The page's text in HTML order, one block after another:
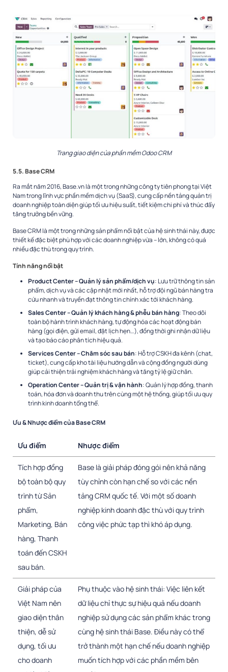
Trang giao diện của phần mềm Odoo CRM
5.5. Base CRM
Ra mắt năm 2016, Base.vn là một trong những công ty tiên phong tại Việt
Nam trong lĩnh vực phần mềm dịch vụ (SaaS), cung cấp nền tảng quản trị
doanh nghiệp toàn diện giúp tối ưu hiệu suất, tiết kiệm chi phí và thúc đẩy
tăng trưởng bền vững.
Base CRM là một trong những sản phẩm nổi bật của hệ sinh thái này, được
thiết kế đặc biệt phù hợp với các doanh nghiệp vừa – lớn, không có quá
nhiều đặc thù trong quy trình.
Tính năng nổi bật
Product Center – Quản lý sản phẩm/dịch vụ: Lưu trữ thông tin sản
phẩm, dịch vụ và các cập nhật mới nhất, hỗ trợ đội ngũ bán hàng tra
cứu nhanh và truyền đạt thông tin chính xác tới khách hàng.
Sales Center – Quản lý khách hàng & phễu bán hàng: Theo dõi
toàn bộ hành trình khách hàng, tự động hóa các hoạt động bán
hàng (gọi điện, gửi email, đặt lịch hẹn…), đồng thời ghi nhận dữ liệu
và tạo báo cáo phân tích hiệu quả.
Services Center – Chăm sóc sau bán: Hỗ trợ CSKH đa kênh (chat,
ticket), cung cấp kho tài liệu hướng dẫn và cộng đồng người dùng
giúp cải thiện trải nghiệm khách hàng và tăng tỷ lệ giữ chân.
Operation Center – Quản trị & vận hành: Quản lý hợp đồng, thanh
toán, hóa đơn và doanh thu trên cùng một hệ thống, giúp tối ưu quy
trình kinh doanh tổng thể.
Ưu & Nhược điểm của Base CRM
Ưu điểm Nhược điểm
Tích hợp đồng
bộ toàn bộ quy
trình từ Sản
phẩm,
Marketing, Bán
hàng, Thanh
toán đến CSKH
sau bán.
Base là giải pháp đóng gói nên khả năng
tùy chỉnh còn hạn chế so với các nền
tảng CRM quốc tế. Với một số doanh
nghiệp kinh doanh đặc thù với quy trình
công việc phức tạp thì khó áp dụng.
Giải pháp của
Việt Nam nên
giao diện thân
thiện, dễ sử
dụng, tối ưu
cho doanh
Phụ thuộc vào hệ sinh thái: Việc liên kết
dữ liệu chỉ thực sự hiệu quả nếu doanh
nghiệp sử dụng các sản phẩm khác trong
cùng hệ sinh thái Base. Điều này có thể
trở thành một hạn chế nếu doanh nghiệp
muốn tích hợp với các phần mềm bên